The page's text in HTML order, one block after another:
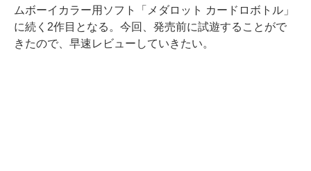
ムボーイカラー用ソフト「メダロット カードロボトル」
に続く2作目となる。今回、発売前に試遊することがで
きたので、早速レビューしていきたい。